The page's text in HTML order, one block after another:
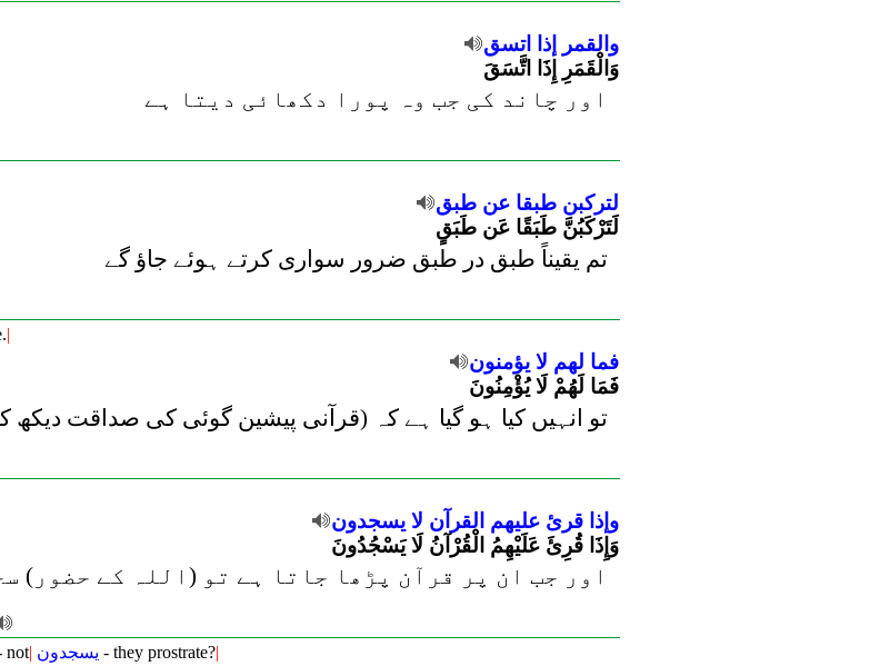
والقمر إذا
اتسق
وَالْقَمَرِ إِذَا اتَّسَقَ
اور چاند کی جب وہ پورا دکھائی دیتا ہے
لتركبن طبقا عن طبق
لَتَرْكَبُنَّ طَبَقًا عَن طَبَقٍ
تم یقیناً طبق در طبق ضرور سواری کرتے ہوئے جاؤ گے
|
فما لهم لا يؤمنون
فَمَا لَهُمْ لَا يُؤْمِنُونَ
تو انہیں کیا ہو گیا ہے کہ (قرآنی پیشین گوئی کی صداقت دیکھ
وإذا قرئ عليهم القرآن لا يسجدون
وَإِذَا قُرِئَ عَلَيْهِمُ الْقُرْآنُ لَا يَسْجُدُونَ
اور جب ان پر قرآن پڑھا جاتا ہے تو (اللہ کے حضور)
not| يسجدون - they prostrate?|